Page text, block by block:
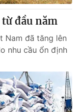
bằng AI
đầu năm
Nam đã tăng lên
nhu cầu ổn định